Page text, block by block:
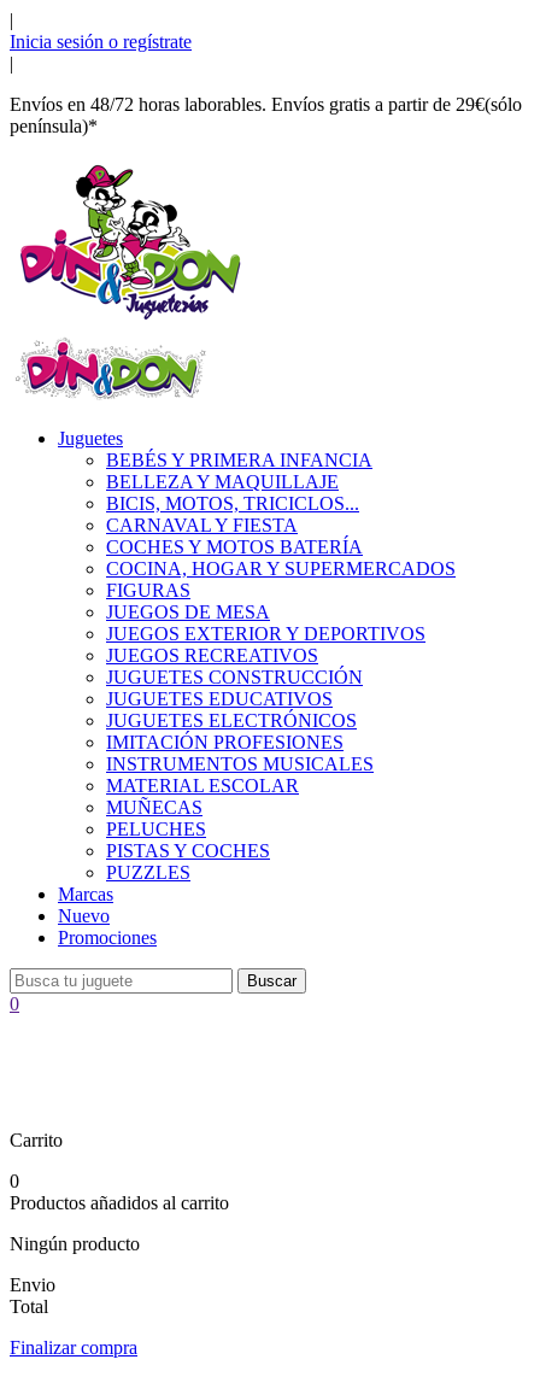
|
Inicia sesión o regístrate
|
Envíos en 48/72 horas laborables. Envíos gratis a partir de 29€(sólo
península)*
Juguetes
BEBÉS Y PRIMERA INFANCIA
BELLEZA Y MAQUILLAJE
BICIS, MOTOS, TRICICLOS...
CARNAVAL Y FIESTA
COCHES Y MOTOS BATERÍA
COCINA, HOGAR Y SUPERMERCADOS
FIGURAS
JUEGOS DE MESA
JUEGOS EXTERIOR Y DEPORTIVOS
JUEGOS RECREATIVOS
JUGUETES CONSTRUCCIÓN
JUGUETES EDUCATIVOS
JUGUETES ELECTRÓNICOS
IMITACIÓN PROFESIONES
INSTRUMENTOS MUSICALES
MATERIAL ESCOLAR
MUÑECAS
PELUCHES
PISTAS Y COCHES
PUZZLES
Marcas
Nuevo
Promociones
Buscar
0
Carrito
0
Productos añadidos al carrito
Ningún producto
Envio
Total
Finalizar compra